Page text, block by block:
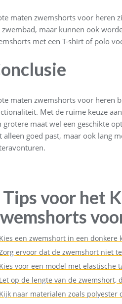
maten zwemshorts voor heren
zwembad, maar kunnen ook
met een T-shirt of polo
maten zwemshorts voor heren
Met de ruime keuze
grotere maat wel een geschikte
alleen goed past, maar ook lang
Tips voor het
Kies een zwemshort in een
ervoor dat de zwemshort niet
Kies voor een model met
Let op de lengte van de zwemshort,
Kijk naar materialen zoals